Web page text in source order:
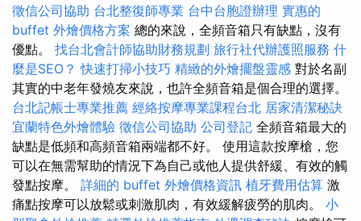
徵信公司協助 台北整復師專業 台中台胞證辦理 實惠的
buffet 外燴價格方案 總的來說，全頻音箱只有缺點，沒有
優點。 找台北會計師協助財務規劃 旅行社代辦護照服務 什
麼是SEO？ 快速打掃小技巧 精緻的外燴擺盤靈感 對於名副
其實的中老年發燒友來說，也許全頻音箱是個合理的選擇。
台北記帳士專業推薦 經絡按摩專業課程台北 居家清潔秘訣
宜蘭特色外燴體驗 徵信公司協助 公司登記 全頻音箱最大的
缺點是低頻和高頻音箱兩端都不好。 使用這款按摩槍，您
可以在無需幫助的情況下為自己或他人提供舒緩、有效的觸
發點按摩。 詳細的 buffet 外燴價格資訊 植牙費用估算 激
痛點按摩可以放鬆或刺激肌肉，有效緩解疲勞的肌肉。 小